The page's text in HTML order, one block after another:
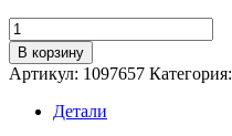
Количество
товара
Индуктивный
датчик
SICK
IMS30-
В корзину
Артикул: 1097657 Категория:
Детали